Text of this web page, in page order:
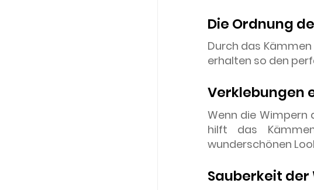
Die Ordnung
Durch das
erhalten so den
Verklebungen
Wenn die Wimpern
hilft das
wunderschönen
Sauberkeit der